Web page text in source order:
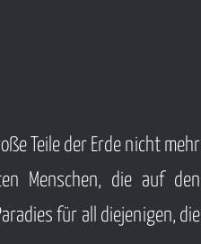
Teile der Erde nicht mehr
Menschen, die auf den
für all diejenigen, die